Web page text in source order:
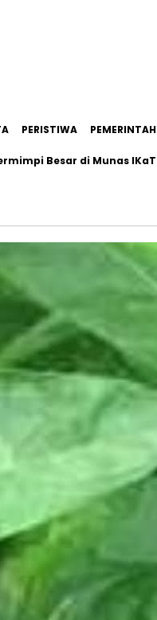
PERISTIWA PEMERINTAH
Besar di Munas IKaTNus